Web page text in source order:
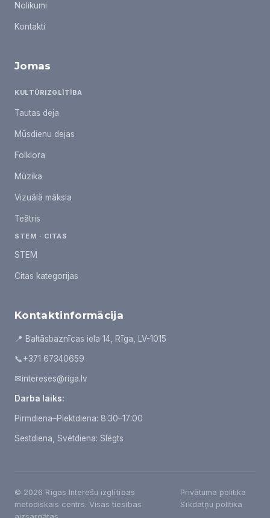
Nolikumi
Kontakti
Jomas
KULTŪRIZGLĪTĪBA
Tautas deja
Mūsdienu dejas
Folklora
Mūzika
Vizuālā māksla
Teātris
STEM · CITAS
STEM
Citas kategorijas
Kontaktinformācija
📍 Baltāsbaznīcas iela 14, Rīga, LV-1015
📞+371 67340659
✉intereses@riga.lv
Darba laiks:
Pirmdiena–Piektdiena: 8:30–17:00
Sestdiena, Svētdiena: Slēgts
© 2026 Rīgas Interešu izglītības
metodiskais centrs. Visas tiesības
Privātuma politika
Sīkdatņu politika